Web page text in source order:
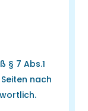
§ 7 Abs.1
nach